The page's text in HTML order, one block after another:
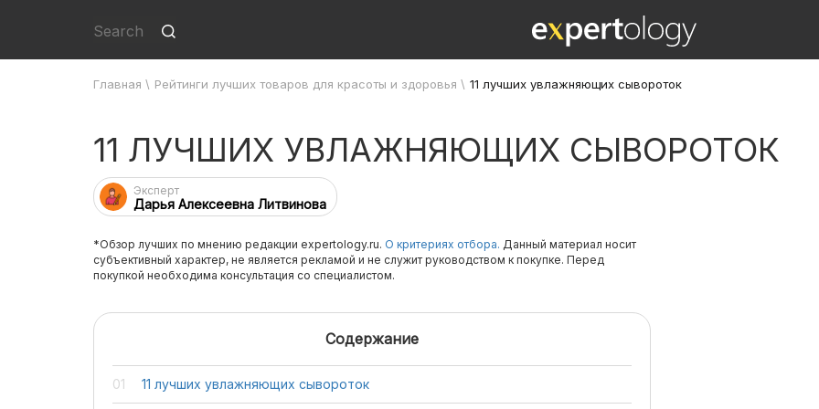
Главная \ Рейтинги лучших товаров для красоты и здоровья \ 11 лучших увлажняющих сывороток
11 ЛУЧШИХ УВЛАЖНЯЮЩИХ СЫВОРОТОК
Эксперт
Дарья Алексеевна Литвинова
*Обзор лучших по мнению редакции expertology.ru. О критериях отбора. Данный материал носит
субъективный характер, не является рекламой и не служит руководством к покупке. Перед
покупкой необходима консультация со специалистом.
Содержание
11 лучших увлажняющих сывороток